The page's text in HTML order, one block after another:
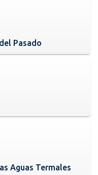
Pasado
Aguas Termales